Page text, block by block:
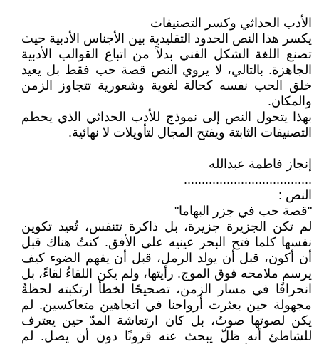
الأدب الحداثي وكسر التصنيفات
يكسر هذا النص الحدود التقليدية بين الأجناس الأدبية حيث
تصنع اللغة الشكل الفني بدلاً من اتباع القوالب الأدبية
الجاهزة. بالتالي، لا يروي النص قصة حب فقط بل يعيد
خلق الحب نفسه كحالة لغوية وشعورية تتجاوز الزمن
والمكان.
بهذا يتحول النص إلى نموذج للأدب الحداثي الذي يحطم
التصنيفات الثابتة ويفتح المجال لتأويلات لا نهائية.
إنجاز فاطمة عبدالله
....................................
النص :
"قصة حب في جزر البهاما"
لم تكن الجزيرة جزيرة، بل ذاكرة تتنفس، تُعيد تكوين
نفسها كلما فتح البحر عينيه على الأفق. كنتُ هناك قبل
أن أكون، قبل أن يولد الرمل، قبل أن يفهم الضوء كيف
يرسم ملامحه فوق الموج. رأيتها، ولم يكن اللقاءُ لقاءً، بل
انحرافًا في مسار الزمن، تصحيحًا لخطأ ارتكبته لحظةٌ
مجهولة حين بعثرت أرواحنا في اتجاهين متعاكسين. لم
يكن لصوتها صوتٌ، بل كان ارتعاشة المدّ حين يعترف
للشاطئ أنه ظلّ يبحث عنه قرونًا دون أن يصل. لم